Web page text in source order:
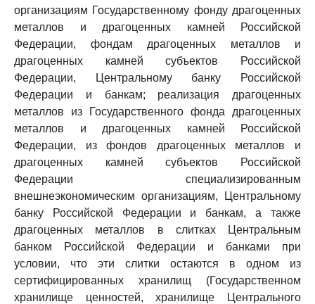
организациям Государственному фонду драгоценных
металлов и драгоценных камней Российской
Федерации, фондам драгоценных металлов и
драгоценных камней субъектов Российской
Федерации, Центральному банку Российской
Федерации и банкам; реализация драгоценных
металлов из Государственного фонда драгоценных
металлов и драгоценных камней Российской
Федерации, из фондов драгоценных металлов и
драгоценных камней субъектов Российской
Федерации специализированным
внешнеэкономическим организациям, Центральному
банку Российской Федерации и банкам, а также
драгоценных металлов в слитках Центральным
банком Российской Федерации и банками при
условии, что эти слитки остаются в одном из
сертифицированных хранилищ (Государственном
хранилище ценностей, хранилище Центрального